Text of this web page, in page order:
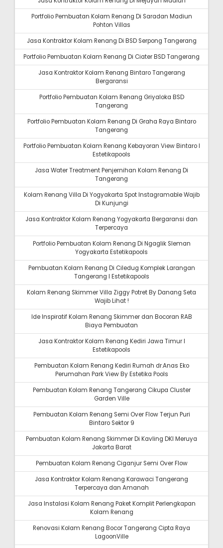
Portfolio Pembuatan Kolam Renang Di Saradan Madiun
Pohton Villas
Jasa Kontraktor Kolam Renang Di BSD Serpong Tangerang
Portfolio Pembuatan Kolam Renang Di Ciater BSD Tangerang
Jasa Kontraktor Kolam Renang Bintaro Tangerang
Bergaransi
Portfolio Pembuatan Kolam Renang Griyaloka BSD
Tangerang
Portfolio Pembuatan Kolam Renang Di Graha Raya Bintaro
Tangerang
Portfolio Pembuatan Kolam Renang Kebayoran View Bintaro I
Estetikapools
Jasa Water Treatment Penjernihan Kolam Renang Di
Tangerang
Kolam Renang Villa Di Yogyakarta Spot Instagramable Wajib
Di Kunjungi
Jasa Kontraktor Kolam Renang Yogyakarta Bergaransi dan
Terpercaya
Portfolio Pembuatan Kolam Renang Di Ngaglik Sleman
Yogyakarta Estetikapools
Pembuatan Kolam Renang Di Ciledug Komplek Larangan
Tangerang I Estetikapools
Kolam Renang Skimmer Villa Ziggy Potret By Danang Seta
Wajib Lihat !
Ide Inspiratif Kolam Renang Skimmer dan Bocoran RAB
Biaya Pembuatan
Jasa Kontraktor Kolam Renang Kediri Jawa Timur I
Estetikapools
Pembuatan Kolam Renang Kediri Rumah dr.Anas Eko
Perumahan Park View By Estetika Pools
Pembuatan Kolam Renang Tangerang Cikupa Cluster
Garden Ville
Pembuatan Kolam Renang Semi Over Flow Terjun Puri
Bintaro Sektor 9
Pembuatan Kolam Renang Skimmer Di Kavling DKI Meruya
Jakarta Barat
Pembuatan Kolam Renang Ciganjur Semi Over Flow
Jasa Kontraktor Kolam Renang Karawaci Tangerang
Terpercaya dan Amanah
Jasa Instalasi Kolam Renang Paket Komplit Perlengkapan
Kolam Renang
Renovasi Kolam Renang Bocor Tangerang Cipta Raya
LagoonVille